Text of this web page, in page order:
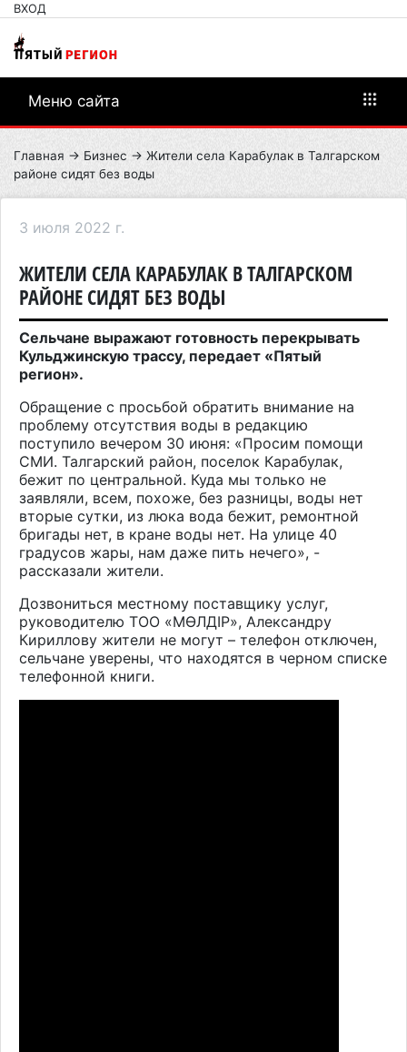
ВХОД
Меню сайта
Главная → Бизнес → Жители села Карабулак в Талгарском
районе сидят без воды
3 июля 2022 г.
ЖИТЕЛИ СЕЛА КАРАБУЛАК В ТАЛГАРСКОМ
РАЙОНЕ СИДЯТ БЕЗ ВОДЫ
Сельчане выражают готовность перекрывать
Кульджинскую трассу, передает «Пятый
регион».
Обращение с просьбой обратить внимание на
проблему отсутствия воды в редакцию
поступило вечером 30 июня: «Просим помощи
СМИ. Талгарский район, поселок Карабулак,
бежит по центральной. Куда мы только не
заявляли, всем, похоже, без разницы, воды нет
вторые сутки, из люка вода бежит, ремонтной
бригады нет, в кране воды нет. На улице 40
градусов жары, нам даже пить нечего», -
рассказали жители.
Дозвониться местному поставщику услуг,
руководителю ТОО «МӨЛДІР», Александру
Кириллову жители не могут – телефон отключен,
сельчане уверены, что находятся в черном списке
телефонной книги.